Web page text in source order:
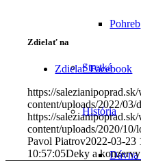
Pohreb
Stretká
História
Zdielať na
Zdielať Facebook
https://
content/uploads/2022/03/
https://
content/uploads/2020/
Pavol Piatrov2022-03-23
10:57:05Deky a